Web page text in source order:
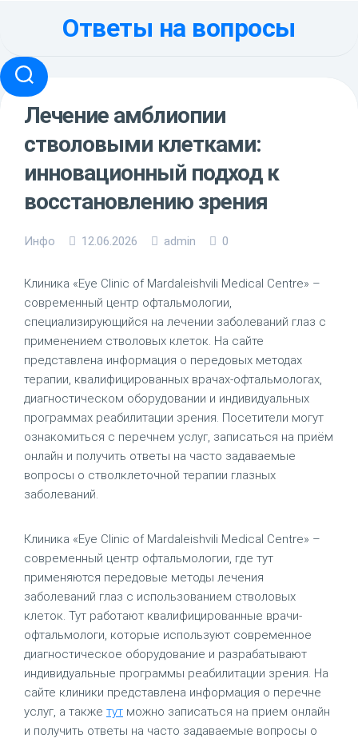
Ответы на вопросы
Лечение амблиопии
стволовыми клетками:
инновационный подход к
восстановлению зрения
Инфо 12.06.2026 admin 0
Клиника «Eye Clinic of Mardaleishvili Medical Centre» –
современный центр офтальмологии,
специализирующийся на лечении заболеваний глаз с
применением стволовых клеток. На сайте
представлена информация о передовых методах
терапии, квалифицированных врачах‑офтальмологах,
диагностическом оборудовании и индивидуальных
программах реабилитации зрения. Посетители могут
ознакомиться с перечнем услуг, записаться на приём
онлайн и получить ответы на часто задаваемые
вопросы о стволклеточной терапии глазных
заболеваний.
Клиника «Eye Clinic of Mardaleishvili Medical Centre» –
современный центр офтальмологии, где тут
применяются передовые методы лечения
заболеваний глаз с использованием стволовых
клеток. Тут работают квалифицированные врачи-
офтальмологи, которые используют современное
диагностическое оборудование и разрабатывают
индивидуальные программы реабилитации зрения. На
сайте клиники представлена информация о перечне
услуг, а также тут можно записаться на прием онлайн
и получить ответы на часто задаваемые вопросы о